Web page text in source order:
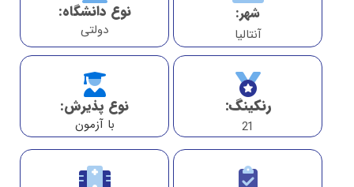
شهر:
آنتالیا
نوع دانشگاه:
دولتی
رنکینگ:
21
نوع پذیرش:
با آزمون